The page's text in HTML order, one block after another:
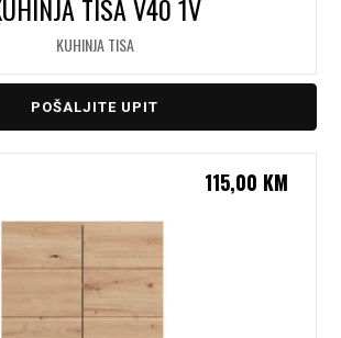
TISA V40 1V
KUHINJA TISA
POŠALJITE UPIT
115,00 KM